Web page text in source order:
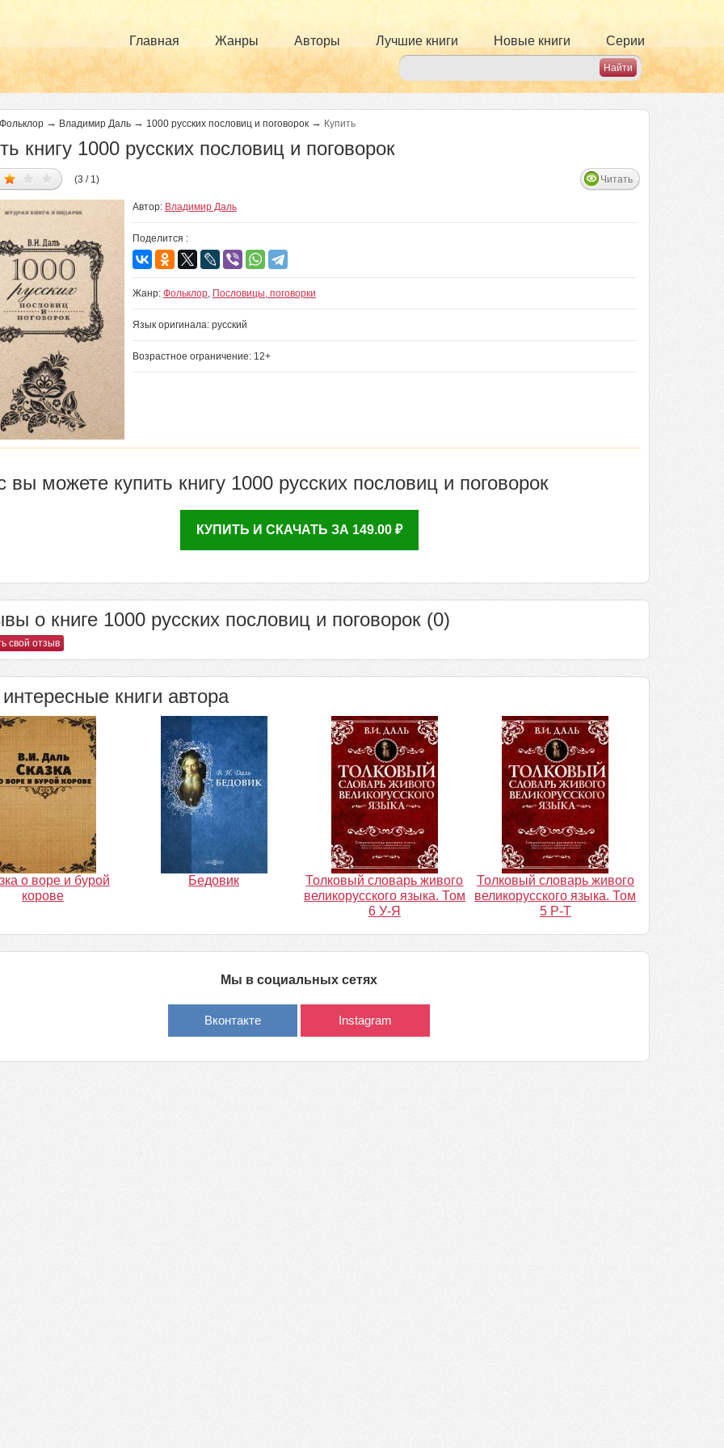
Главная Жанры Авторы Лучшие книги Новые книги Серии
→ Владимир Даль → 1000 русских пословиц и поговорок → Купить
книгу 1000 русских пословиц и поговорок
(3 / 1) Читать
Автор: Владимир Даль
Поделится :
Жанр: Фольклор, Пословицы, поговорки
Язык оригинала: русский
Возрастное ограничение: 12+
вы можете купить книгу 1000 русских пословиц и поговорок
КУПИТЬ И СКАЧАТЬ ЗА 149.00 ₽
о книге 1000 русских пословиц и поговорок (0)
свой отзыв
книги автора
о воре и бурой
корове
Бедовик
Толковый словарь живого
великорусского языка. Том
6 У-Я
Толковый словарь живого
великорусского языка. Том
5 Р-Т
Мы в социальных сетях
Вконтакте Instagram